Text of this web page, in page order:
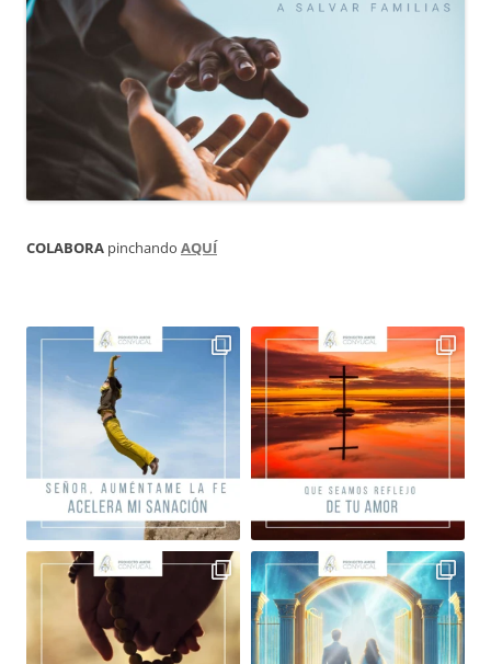
COLABORA pinchando AQUÍ